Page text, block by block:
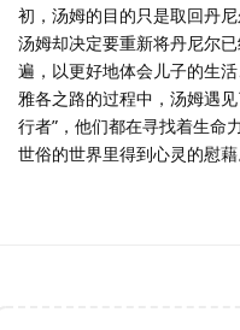
初，汤姆的目的只是取回丹
汤姆却决定要重新将丹尼尔
遍，以更好地体会儿子的生
雅各之路的过程中，汤姆遇
行者”，他们都在寻找着生命
世俗的世界里得到心灵的慰藉